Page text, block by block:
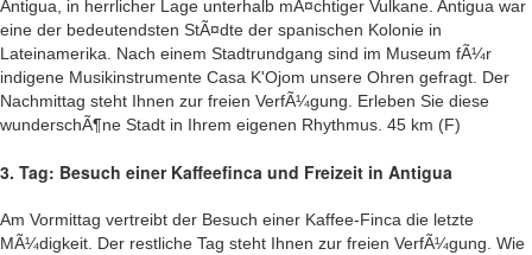
Antigua, in herrlicher Lage unterhalb mÃ¤chtiger Vulkane. Antigua war
eine der bedeutendsten StÃ¤dte der spanischen Kolonie in
Lateinamerika. Nach einem Stadtrundgang sind im Museum fÃ¼r
indigene Musikinstrumente Casa K'Ojom unsere Ohren gefragt. Der
Nachmittag steht Ihnen zur freien VerfÃ¼gung. Erleben Sie diese
wunderschÃ¶ne Stadt in Ihrem eigenen Rhythmus. 45 km (F)
3. Tag: Besuch einer Kaffeefinca und Freizeit in Antigua
Am Vormittag vertreibt der Besuch einer Kaffee-Finca die letzte
MÃ¼digkeit. Der restliche Tag steht Ihnen zur freien VerfÃ¼gung. Wie